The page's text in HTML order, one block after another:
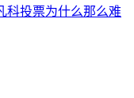
科投票为什么那么难